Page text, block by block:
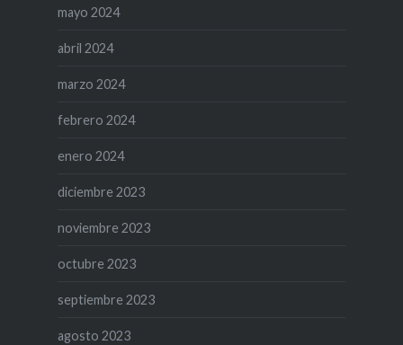
mayo 2024
abril 2024
marzo 2024
febrero 2024
enero 2024
diciembre 2023
noviembre 2023
octubre 2023
septiembre 2023
agosto 2023